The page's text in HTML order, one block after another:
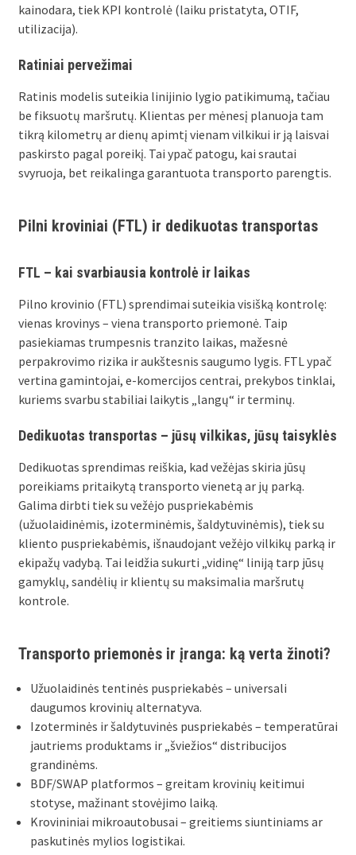
kainodara, tiek KPI kontrolė (laiku pristatyta, OTIF,
utilizacija).
Ratiniai pervežimai
Ratinis modelis suteikia linijinio lygio patikimumą, tačiau
be fiksuotų maršrutų. Klientas per mėnesį planuoja tam
tikrą kilometrų ar dienų apimtį vienam vilkikui ir ją laisvai
paskirsto pagal poreikį. Tai ypač patogu, kai srautai
svyruoja, bet reikalinga garantuota transporto parengtis.
Pilni kroviniai (FTL) ir dedikuotas transportas
FTL – kai svarbiausia kontrolė ir laikas
Pilno krovinio (FTL) sprendimai suteikia visišką kontrolę:
vienas krovinys – viena transporto priemonė. Taip
pasiekiamas trumpesnis tranzito laikas, mažesnė
perpakrovimo rizika ir aukštesnis saugumo lygis. FTL ypač
vertina gamintojai, e-komercijos centrai, prekybos tinklai,
kuriems svarbu stabiliai laikytis „langų“ ir terminų.
Dedikuotas transportas – jūsų vilkikas, jūsų taisyklės
Dedikuotas sprendimas reiškia, kad vežėjas skiria jūsų
poreikiams pritaikytą transporto vienetą ar jų parką.
Galima dirbti tiek su vežėjo puspriekabėmis
(užuolaidinėmis, izoterminėmis, šaldytuvinėmis), tiek su
kliento puspriekabėmis, išnaudojant vežėjo vilkikų parką ir
ekipažų vadybą. Tai leidžia sukurti „vidinę“ liniją tarp jūsų
gamyklų, sandėlių ir klientų su maksimalia maršrutų
kontrole.
Transporto priemonės ir įranga: ką verta žinoti?
Užuolaidinės tentinės puspriekabės – universali
daugumos krovinių alternatyva.
Izoterminės ir šaldytuvinės puspriekabės – temperatūrai
jautriems produktams ir „šviežios“ distribucijos
grandinėms.
BDF/SWAP platformos – greitam krovinių keitimui
stotyse, mažinant stovėjimo laiką.
Krovininiai mikroautobusai – greitiems siuntiniams ar
paskutinės mylios logistikai.